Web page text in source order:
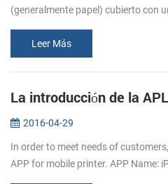
(generalmente papel) cubierto con
Leer Más
2016-04-29
In order to meet needs of
APP for mobile printer. APP Name: